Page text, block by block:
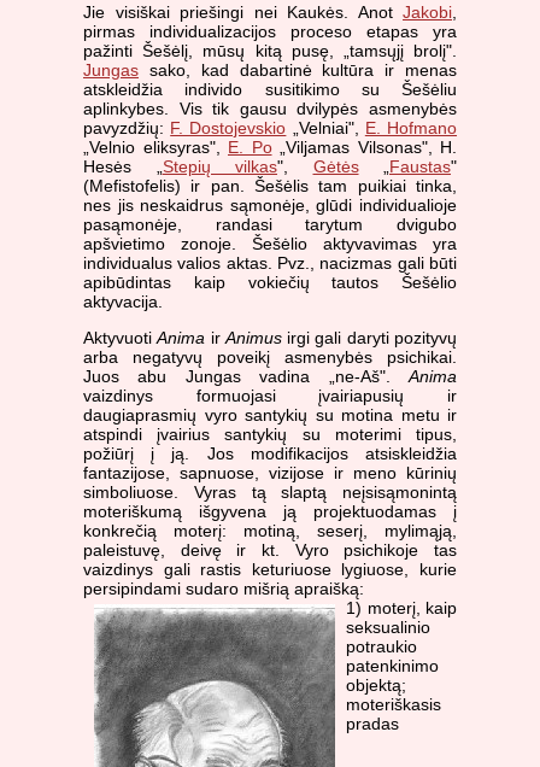
Jie visiškai priešingi nei Kaukės. Anot Jakobi
pirmas individualizacijos proceso etapas yra
pažinti Šešėlį, mūsų kitą pusę, „tamsųjį brolį".
Jungas sako, kad dabartinė kultūra ir menas
atskleidžia individo susitikimo su Šešėliu
aplinkybes. Vis tik gausu dvilypės asmenybės
pavyzdžių: F. Dostojevskio „Velniai", E. Hofmano
„Velnio eliksyras", E. Po„Viljamas Vilsonas", H.
Hesės „ Stepių vilkas", Gėtės„ Faustas"
(Mefistofelis) ir pan. Šešėlis tam puikiai tinka,
nes jis neskaidrus sąmonėje, glūdi individualioje
pasąmonėje, randasi tarytum dvigubo
apšvietimo zonoje. Šešėlio aktyvavimas yra
individualus valios aktas. Pvz., nacizmas gali būti
apibūdintas kaip vokiečių tautos Šešėlio
aktyvacija.
AktyvuotiAnima ir Animusirgi gali daryti pozityvų
arba negatyvų poveikį asmenybės psichikai.
Juos abu Jungas vadina „ne-Aš". Anima
vaizdinys formuojasi įvairiapusių ir
daugiaprasmių vyro santykių su motina metu ir
atspindi įvairius santykių su moterimi tipus,
požiūrį į ją. Jos modifikacijos atsiskleidžia
fantazijose, sapnuose, vizijose ir meno kūrinių
simboliuose. Vyras tą slaptą neįsisąmonintą
moteriškumą išgyvena ją projektuodamas į
konkrečią moterį: motiną, seserį, mylimąją,
paleistuvę, deivę ir kt. Vyro psichikoje tas
vaizdinys gali rastis keturiuose lygiuose, kurie
persipindami sudaro mišrią apraišką:
1) moterį, kaip
seksualinio
potraukio
patenkinimo
objektą;
moteriškasis
pradas